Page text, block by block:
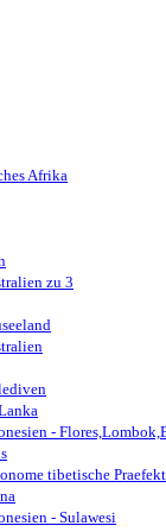
Afrika
zu 3
-
tibetische
- Sulawesi